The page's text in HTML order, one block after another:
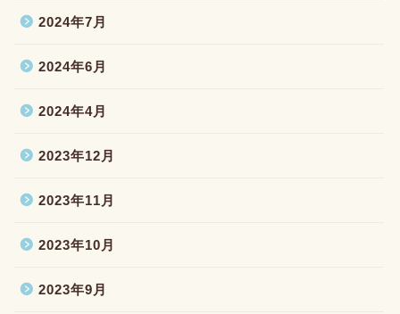
2024年7月
2024年6月
2024年4月
2023年12月
2023年11月
2023年10月
2023年9月